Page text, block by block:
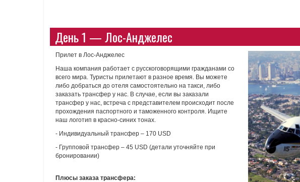
День 1 — Лос-Анджелес
Прилет в Лос-Анджелес
Наша компания работает с русскоговорящими гражданами со
всего мира. Туристы прилетают в разное время. Вы можете
либо добраться до отеля самостоятельно на такси, либо
заказать трансфер у нас. В случае, если вы заказали
трансфер у нас, встреча с представителем происходит после
прохождения паспортного и таможенного контроля. Ищите
наш логотип в красно-синих тонах.
- Индивидуальный трансфер – 170 USD
- Групповой трансфер – 45 USD (детали уточняйте при
бронировании)
Плюсы заказа трансфера: